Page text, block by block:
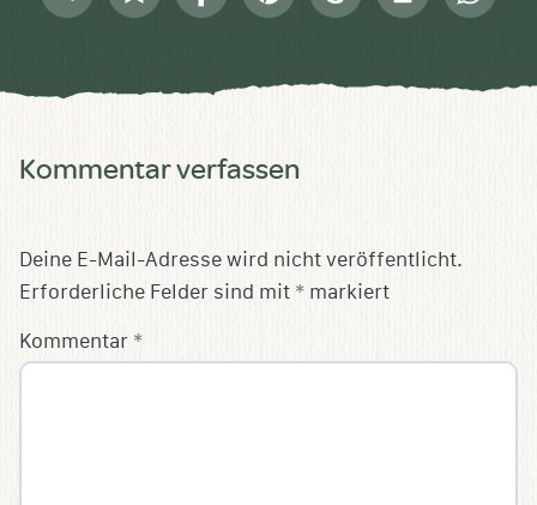
Sammlung
Mail
Kommentar verfassen
Deine E-Mail-Adresse wird nicht veröffentlicht.
Erforderliche Felder sind mit * markiert
Kommentar *